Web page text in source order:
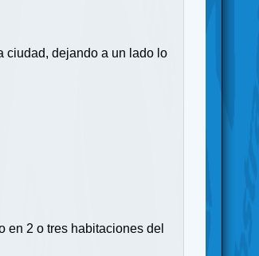
ciudad, dejando a un lado lo
en 2 o tres habitaciones del